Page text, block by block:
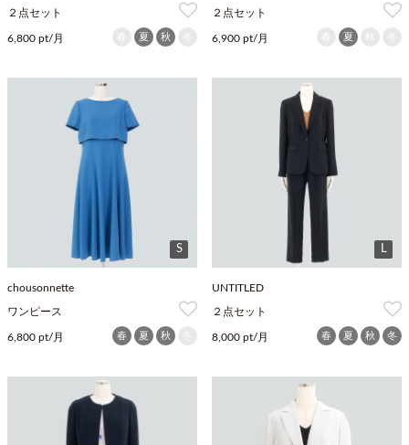
２点セット
6,800 pt/月 夏 秋
２点セット
6,900 pt/月 夏
S
chousonnette
ワンピース
6,800 pt/月 春 夏 秋
L
UNTITLED
２点セット
8,000 pt/月 春 夏 秋 冬